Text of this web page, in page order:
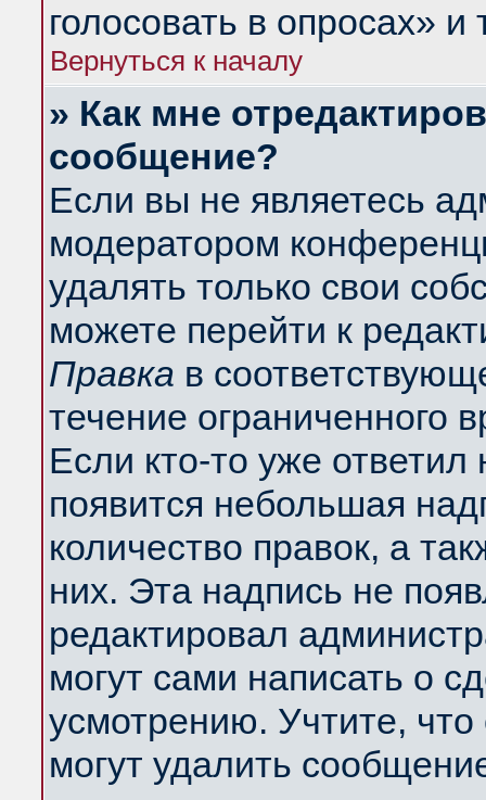
голосовать в опросах» и
Вернуться к началу
» Как мне
сообщение?
Если вы не являетесь
модератором
удалять только свои
можете перейти к
Правка в
течение ограниченного
Если кто-то уже
появится небольшая
количество правок, а
них. Эта надпись не
редактировал
могут сами написать о
усмотрению. Учтите,
могут удалить